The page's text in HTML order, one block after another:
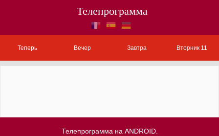
Телепрограмма
Теперь Вечер Завтра Вторник 11
Телепрограмма на ANDROID.